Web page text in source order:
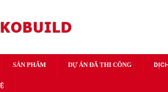
SẢN PHẨM DỰ ÁN ĐÃ THI CÔNG